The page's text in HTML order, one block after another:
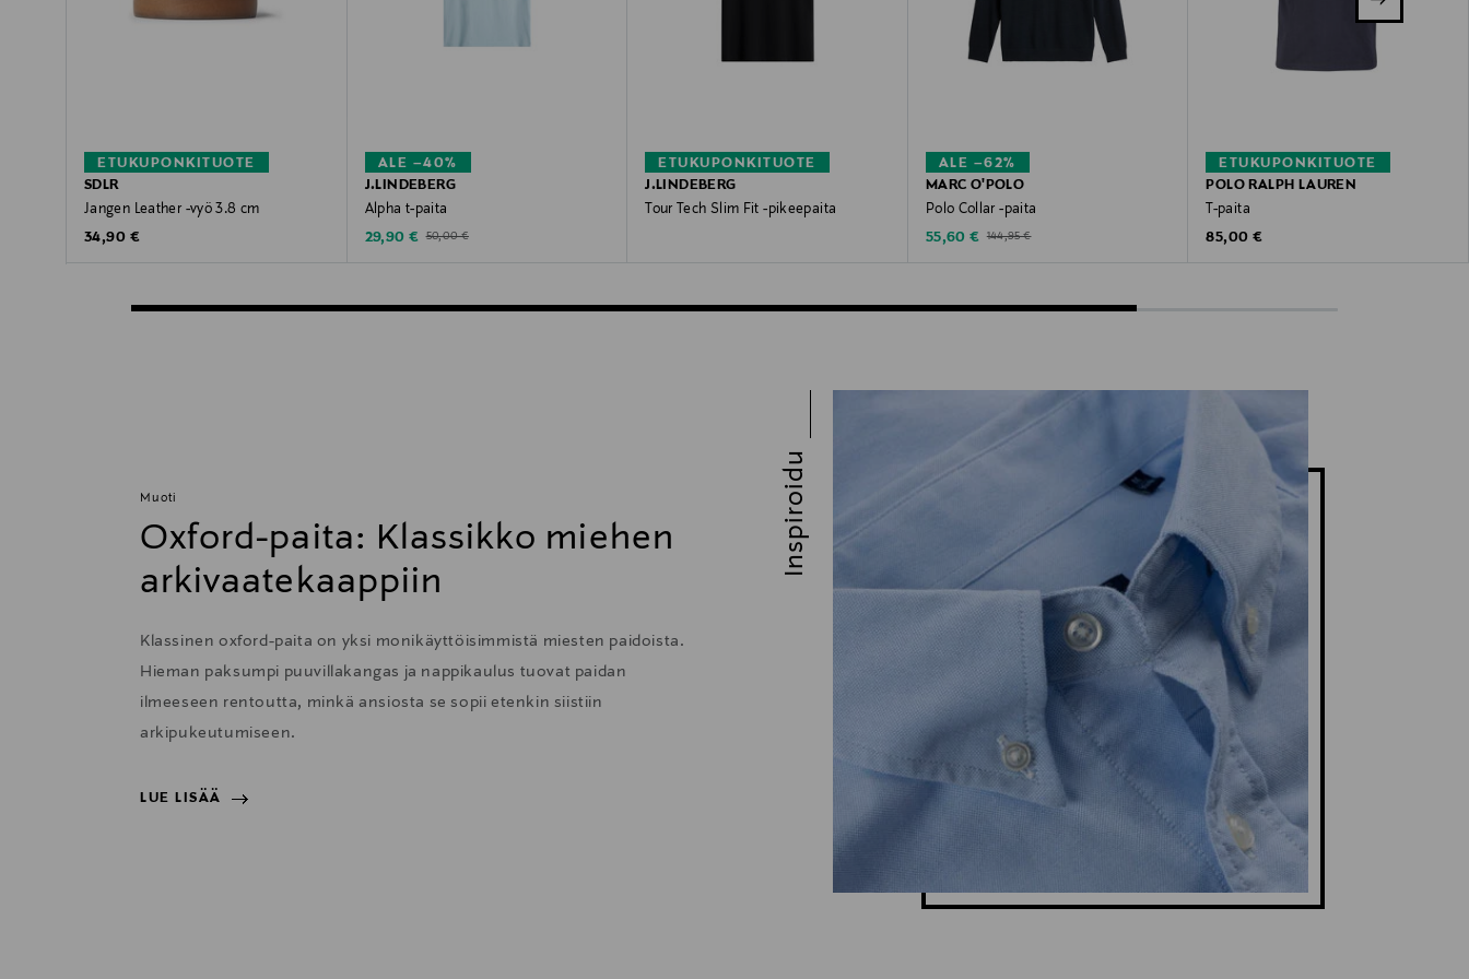
ETUKUPONKITUOTE
SDLR
Jangen Leather -vyö 3.8 cm
Original Price
34,90 €
ALE –40%
J.LINDEBERG
Alpha t-paita
Discounted Price
29,90 € Original Price
50,00 €
ETUKUPONKITUOTE
J.LINDEBERG
Tour Tech Slim Fit -pikeepaita
ALE –62%
MARC O'POLO
Polo Collar -paita
Discounted Price
55,60 € Original Price
144,95 €
ETUKUPONKITUOTE
POLO RALPH LAUREN
T-paita
Original Price
85,00 €
Muoti
Oxford-paita: Klassikko miehen
arkivaatekaappiin
Klassinen oxford-paita on yksi monikäyttöisimmistä miesten paidoista.
Hieman paksumpi puuvillakangas ja nappikaulus tuovat paidan
ilmeeseen rentoutta, minkä ansiosta se sopii etenkin siistiin
arkipukeutumiseen.
LUE LISÄÄ
Inspiroidu